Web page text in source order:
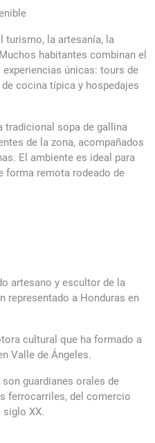
turismo, la artesanía, la
habitantes combinan el
únicas: tours de
cocina típica y hospedajes
tradicional sopa de gallina
de la zona, acompañados
El ambiente es ideal para
forma remota rodeado de
artesano y escultor de la
representado a Honduras en
cultural que ha formado a
Valle de Ángeles.
guardianes orales de
ferrocarriles, del comercio
siglo XX.